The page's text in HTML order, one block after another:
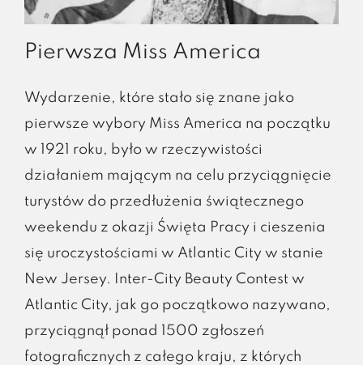
Pierwsza Miss America
Wydarzenie, które stało się znane jako
pierwsze wybory Miss America na początku
w 1921 roku, było w rzeczywistości
działaniem mającym na celu przyciągnięcie
turystów do przedłużenia świątecznego
weekendu z okazji Święta Pracy i cieszenia
się uroczystościami w Atlantic City w stanie
New Jersey. Inter-City Beauty Contest w
Atlantic City, jak go początkowo nazywano,
przyciągnął ponad 1500 zgłoszeń
fotograficznych z całego kraju, z których